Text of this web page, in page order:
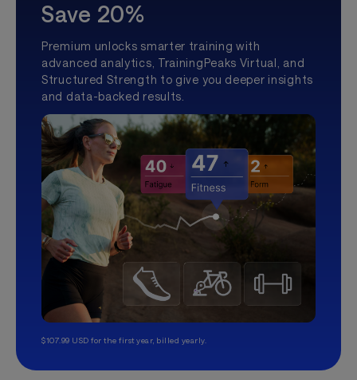
Save 20%
Premium unlocks smarter training with
advanced analytics, TrainingPeaks Virtual, and
Structured Strength to give you deeper insights
and data-backed results.
$107.99 USD for the first year, billed yearly.